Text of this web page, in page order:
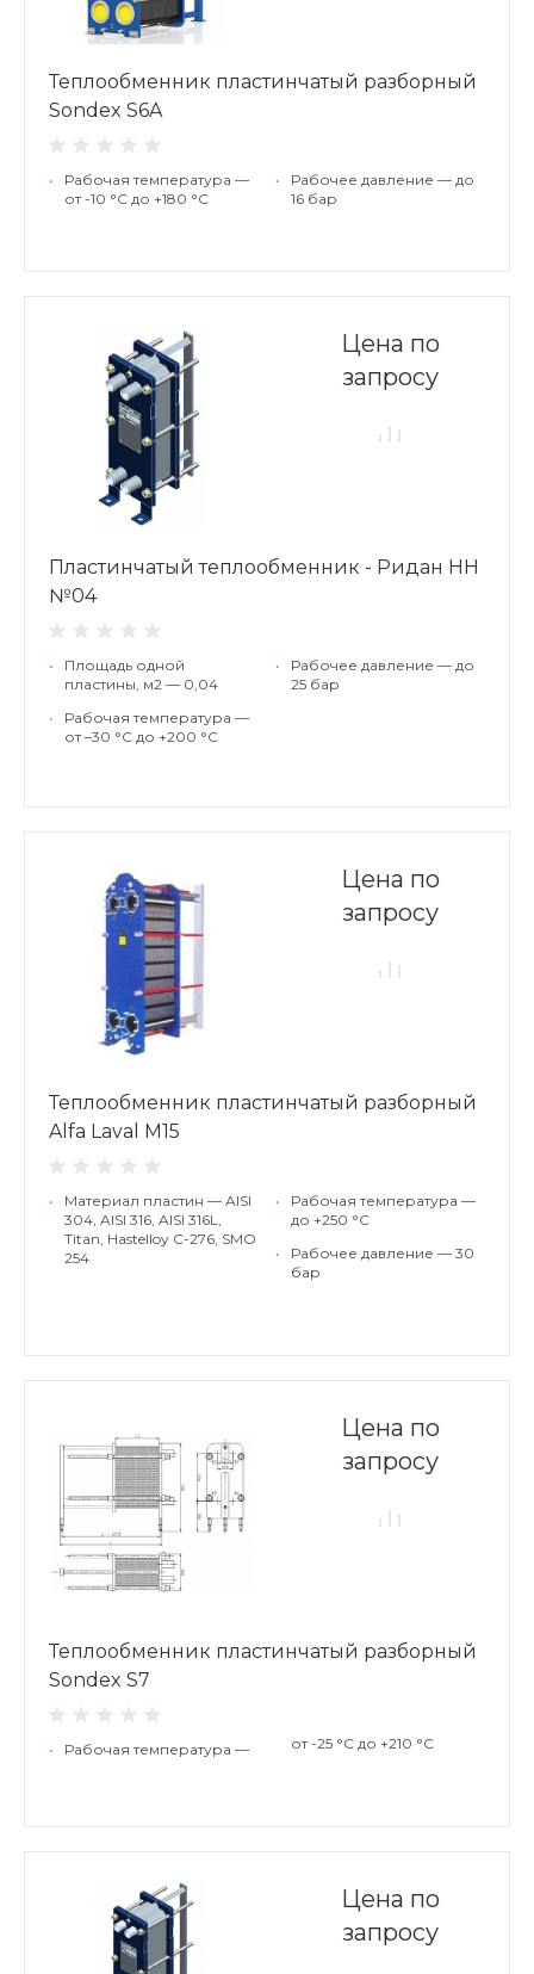
Теплообменник пластинчатый разборный
Sondex S6A
•
Рабочая температура —
от -10 °С до +180 °С
•
Рабочее давление — до
16 бар
Цена по
запросу
Пластинчатый теплообменник - Ридан НН
№04
•
Площадь одной
пластины, м2 — 0,04
•
Рабочая температура —
от –30 °С до +200 °С
•
Рабочее давление — до
25 бар
Цена по
запросу
Теплообменник пластинчатый разборный
Alfa Laval M15
•
Материал пластин — AISI
304, AISI 316, AISI 316L,
Titan, Hastelloy C-276, SMO
254
•
Рабочая температура —
до +250 °С
•
Рабочее давление — 30
бар
Цена по
запросу
Теплообменник пластинчатый разборный
Sondex S7
• Рабочая температура — от -25 °С до +210 °С
Цена по
запросу